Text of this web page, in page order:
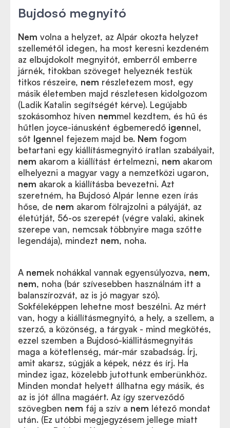
Bujdosó megnyitó
Nem volna a helyzet, az Alpár okozta helyzet
szellemétől idegen, ha most keresni kezdeném
az elbujdokolt megnyitót, emberről emberre
járnék, titokban szöveget helyeznék testük
titkos részeire, nem részletezem most, egy
másik életemben majd részletesen kidolgozom
(Ladik Katalin segítségét kérve). Legújabb
szokásomhoz híven nemmel kezdtem, és hű és
hűtlen joyce-iánusként égbemeredő igennel,
sőt Igennel fejezem majd be. Nem fogom
betartani egy kiállításmegnyitó íratlan szabályait,
nem akarom a kiállítást értelmezni, nem akarom
elhelyezni a magyar vagy a nemzetközi ugaron,
nem akarok a kiállításba bevezetni. Azt
szeretném, ha Bujdosó Alpár lenne ezen írás
hőse, de nem akarom fölrajzolni a pályáját, az
életútját, 56-os szerepét (végre valaki, akinek
szerepe van, nemcsak többnyire maga szőtte
legendája), mindezt nem, noha.
A nemek nohákkal vannak egyensúlyozva, nem,
nem, noha (bár szívesebben használnám itt a
balanszírozvát, az is jó magyar szó).
Sokféleképpen lehetne most beszélni. Az mért
van, hogy a kiállításmegnyitó, a hely, a szellem, a
szerző, a közönség, a tárgyak - mind megkötés,
ezzel szemben a Bujdosó-kiállitásmegnyitás
maga a kötetlenség, már-már szabadság. Írj,
amit akarsz, súgják a képek, nézz és írj. Ha
mindez igaz, közelebb jutottunk emberünkhöz.
Minden mondat helyett állhatna egy másik, és
az is jót állna magáért. Az így szerveződő
szövegben nem fáj a szív a nem létező mondat
után. (Ez utóbbi megjegyzésem jellege miatt